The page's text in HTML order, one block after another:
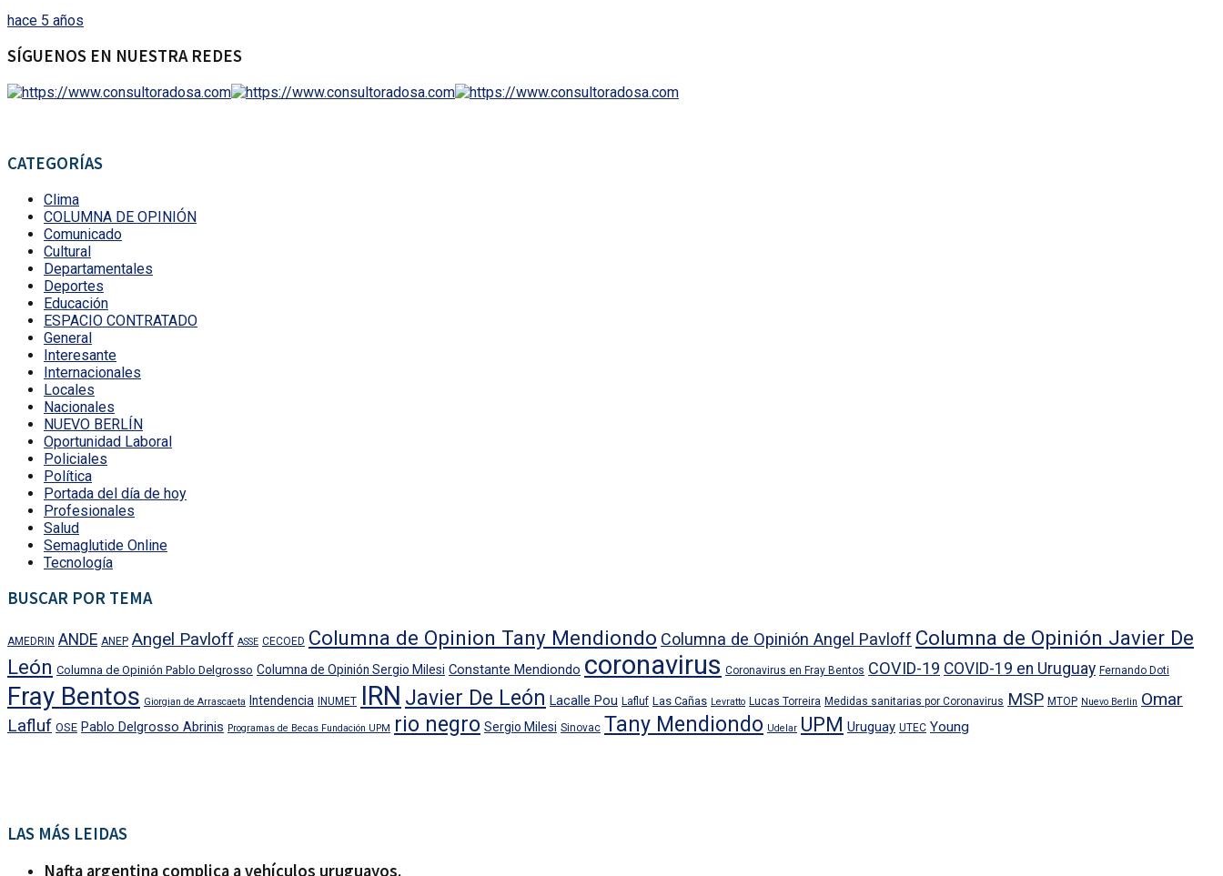
hace 5 años
SÍGUENOS EN NUESTRA REDES
CATEGORÍAS
Clima
COLUMNA DE OPINIÓN
Comunicado
Cultural
Departamentales
Deportes
Educación
ESPACIO CONTRATADO
General
Interesante
Internacionales
Locales
Nacionales
NUEVO BERLÍN
Oportunidad Laboral
Policiales
Política
Portada del día de hoy
Profesionales
Salud
Semaglutide Online
Tecnología
BUSCAR POR TEMA
AMEDRIN ANDE ANEP Angel Pavloff ASSE CECOED Columna de Opinion Tany Mendiondo Columna de Opinión Angel Pavloff Columna de Opinión Javier De
León Columna de Opinión Pablo Delgrosso Columna de Opinión Sergio Milesi Constante Mendiondo coronavirus Coronavirus en Fray Bentos COVID-19 COVID-19 en Uruguay Fernando Doti
Fray Bentos Giorgian de Arrascaeta Intendencia INUMET IRN Javier De León Lacalle Pou Lafluf Las Cañas Levratto Lucas Torreira Medidas sanitarias por Coronavirus MSP MTOP Nuevo Berlin Omar
Lafluf OSE Pablo Delgrosso Abrinis Programas de Becas Fundación UPM rio negro Sergio Milesi Sinovac Tany Mendiondo Udelar UPM Uruguay UTEC Young
LAS MÁS LEIDAS
Nafta argentina complica a vehículos uruguayos.